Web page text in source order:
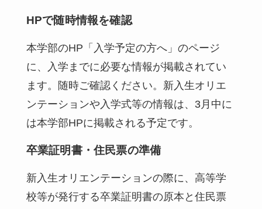
HPで随時情報を確認
本学部のHP「入学予定の方へ」のページ
に、入学までに必要な情報が掲載されてい
ます。随時ご確認ください。新入生オリエ
ンテーションや入学式等の情報は、3月中に
は本学部HPに掲載される予定です。
卒業証明書・住民票の準備
新入生オリエンテーションの際に、高等学
校等が発行する卒業証明書の原本と住民票